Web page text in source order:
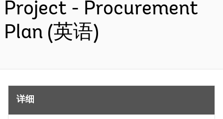
Project - Procurement
Plan (英语)
详细